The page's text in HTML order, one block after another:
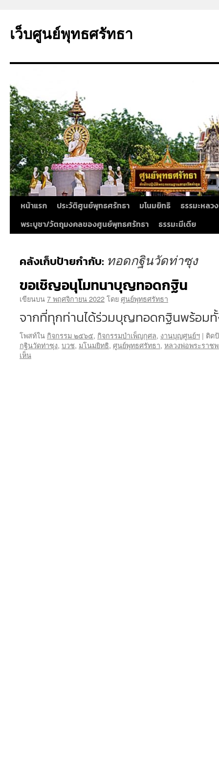
ยัง
เว็บศูนย์พุทธศรัทธา
หน้าแรก ประวัติศูนย์พุทธศรัทธา มโนมยิทธิ
ธรรมะหลว
พระบูชา/วัตถุมงคลของศูนย์พุทธศรัทธา
ธรรมะมีเดีย
คลังเก็บป้ายกำกับ: ทอดกฐินวัดท่าซุง
ขอเชิญอนุโมทนาบุญทอดกฐิน
เขียนบน7 พฤศจิกายน 2022โดยศูนย์พุทธศรัทธา
จากที่ทุกท่านได้ร่วมบุญทอดกฐินพร้อม
โพสท์ใน กิจกรรม ๒๕๖๕, กิจกรรมบำเพ็ญกุศล, งานบุญศูนย์ฯ | ติด
กฐินวัดท่าซุง, บวช, มโนมยิทธิ, ศูนย์พุทธศรัทธา, หลวงพ่อพระราช
เห็น